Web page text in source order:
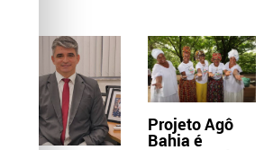
Projeto Agô
Bahia é